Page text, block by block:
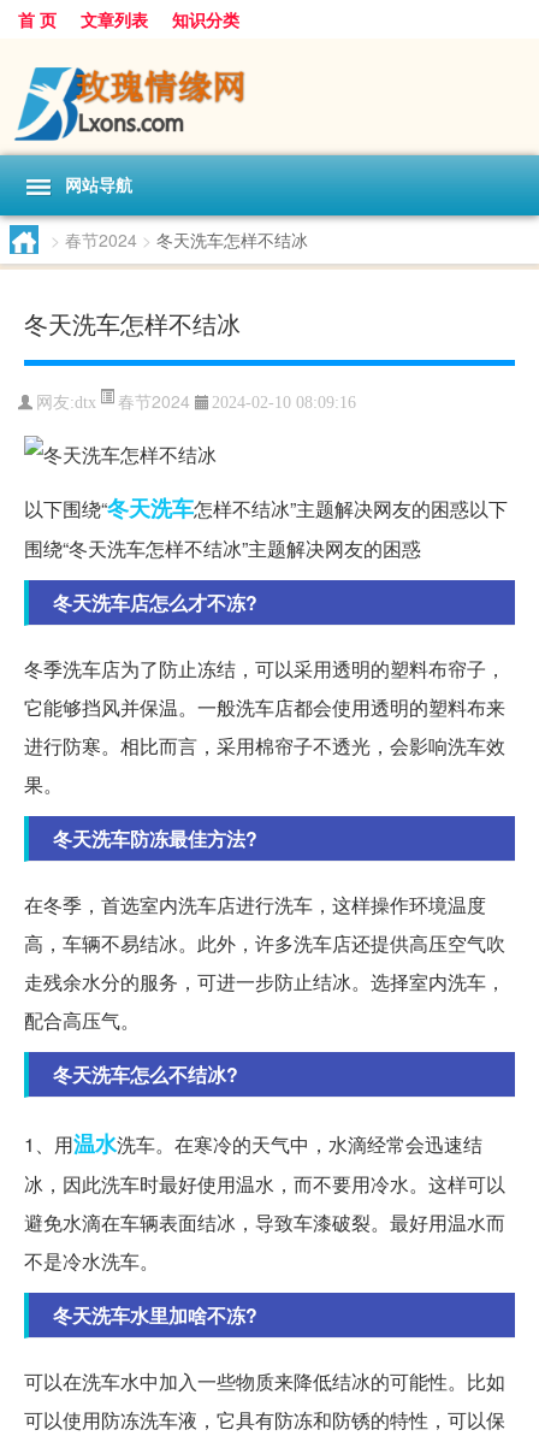
首 页 文章列表 知识分类
网站导航
> 春节2024 > 冬天洗车怎样不结冰
冬天洗车怎样不结冰
网友:dtx 春节2024 2024-02-10 08:09:16
以下围绕“冬天洗车怎样不结冰”主题解决网友的困惑以下
围绕“冬天洗车怎样不结冰”主题解决网友的困惑
冬天洗车店怎么才不冻?
冬季洗车店为了防止冻结，可以采用透明的塑料布帘子，
它能够挡风并保温。一般洗车店都会使用透明的塑料布来
进行防寒。相比而言，采用棉帘子不透光，会影响洗车效
果。
冬天洗车防冻最佳方法?
在冬季，首选室内洗车店进行洗车，这样操作环境温度
高，车辆不易结冰。此外，许多洗车店还提供高压空气吹
走残余水分的服务，可进一步防止结冰。选择室内洗车，
配合高压气。
冬天洗车怎么不结冰?
1、用温水洗车。在寒冷的天气中，水滴经常会迅速结
冰，因此洗车时最好使用温水，而不要用冷水。这样可以
避免水滴在车辆表面结冰，导致车漆破裂。最好用温水而
不是冷水洗车。
冬天洗车水里加啥不冻?
可以在洗车水中加入一些物质来降低结冰的可能性。比如
可以使用防冻洗车液，它具有防冻和防锈的特性，可以保